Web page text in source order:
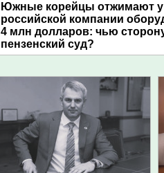
Южные корейцы отжимают у
российской компании
4 млн долларов: чью
пензенский суд?